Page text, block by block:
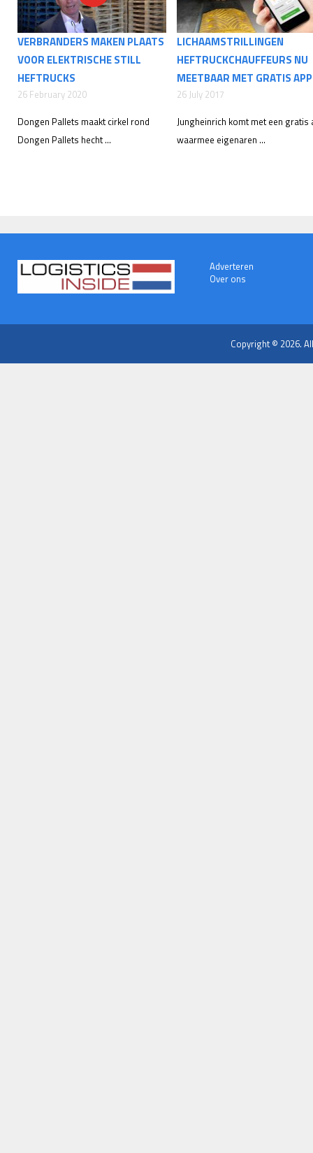
VERBRANDERS MAKEN PLAATS
VOOR ELEKTRISCHE STILL
HEFTRUCKS
26 February 2020
Dongen Pallets maakt cirkel rond
Dongen Pallets hecht ...
LICHAAMSTRILLINGEN
HEFTRUCKCHAUFFEURS NU
MEETBAAR MET GRATIS APP
26 July 2017
Jungheinrich komt met een gratis
waarmee eigenaren ...
Adverteren
Over ons
Copyright © 2026.